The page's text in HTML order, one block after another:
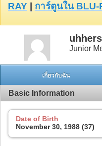
RAY
การ์ตูนใน BLU-
uhhers
Junior
เกี่ยวกับฉัน
Basic Information
Date of Birth
November 30, 1988 (37)